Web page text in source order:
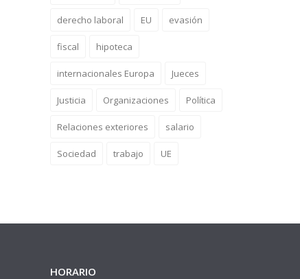
derecho laboral EU evasión
fiscal hipoteca
internacionales Europa Jueces
Justicia Organizaciones Política
Relaciones exteriores salario
Sociedad trabajo UE
HORARIO